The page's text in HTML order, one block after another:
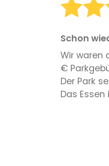
Schon
Wir waren
€
Der Park
Das